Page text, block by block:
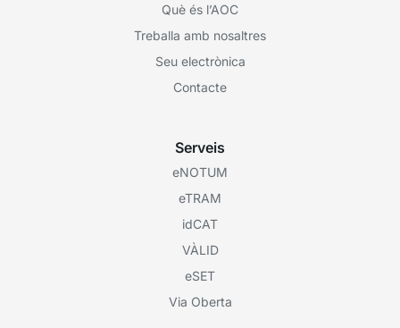
Què és l’AOC
Treballa amb nosaltres
Seu electrònica
Contacte
Serveis
eNOTUM
eTRAM
idCAT
VÀLID
eSET
Via Oberta